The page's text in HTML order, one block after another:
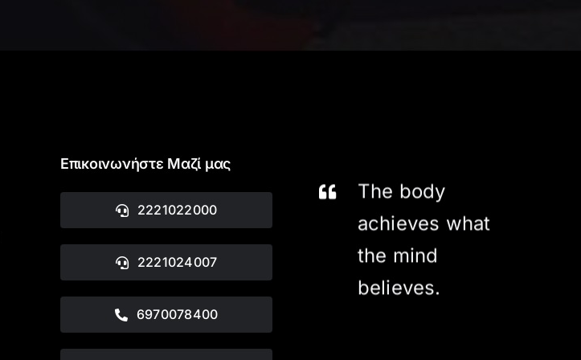
Επικοινωνήστε Μαζί μας
2221022000
2221024007
6970078400
The body
achieves what
the mind
believes.